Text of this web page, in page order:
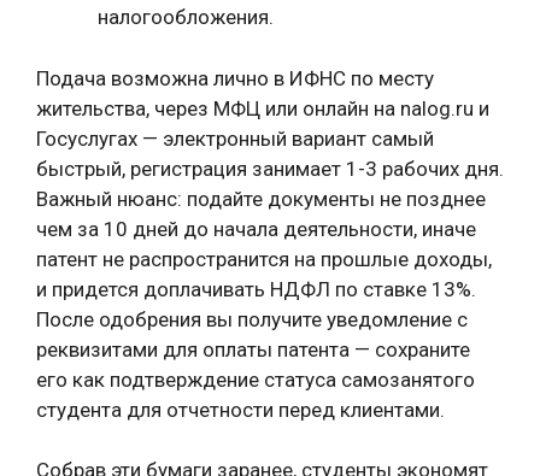
налогообложения.
Подача возможна лично в ИФНС по месту
жительства, через МФЦ или онлайн на nalog.ru и
Госуслугах — электронный вариант самый
быстрый, регистрация занимает 1-3 рабочих дня.
Важный нюанс: подайте документы не позднее
чем за 10 дней до начала деятельности, иначе
патент не распространится на прошлые доходы,
и придется доплачивать НДФЛ по ставке 13%.
После одобрения вы получите уведомление с
реквизитами для оплаты патента — сохраните
его как подтверждение статуса самозанятого
студента для отчетности перед клиентами.
Собрав эти бумаги заранее, студенты экономят